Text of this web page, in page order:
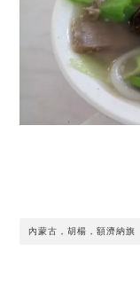
內蒙古，胡楊，額濟納旗